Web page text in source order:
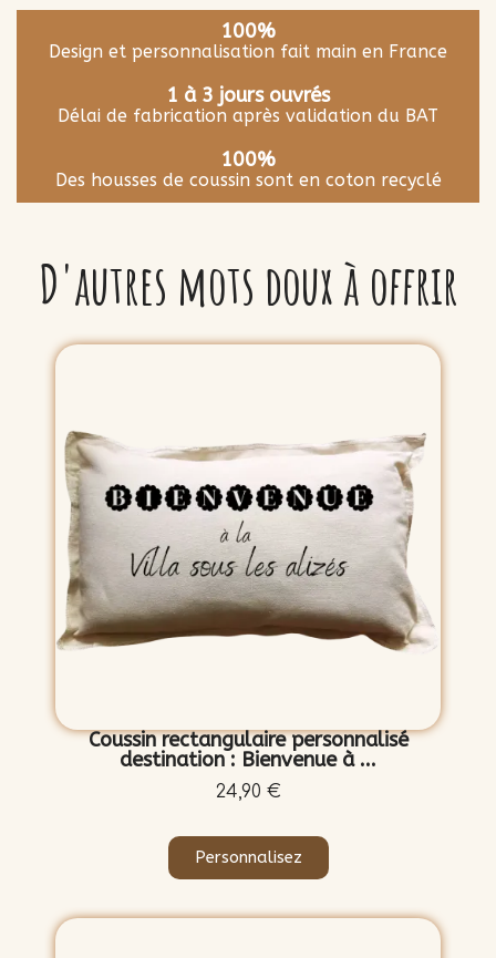
100%
Design et personnalisation fait main en France
1 à 3 jours ouvrés
Délai de fabrication après validation du BAT
100%
Des housses de coussin sont en coton recyclé
D'autres mots doux à offrir
Coussin rectangulaire personnalisé
destination : Bienvenue à ...
24,90 €
Personnalisez